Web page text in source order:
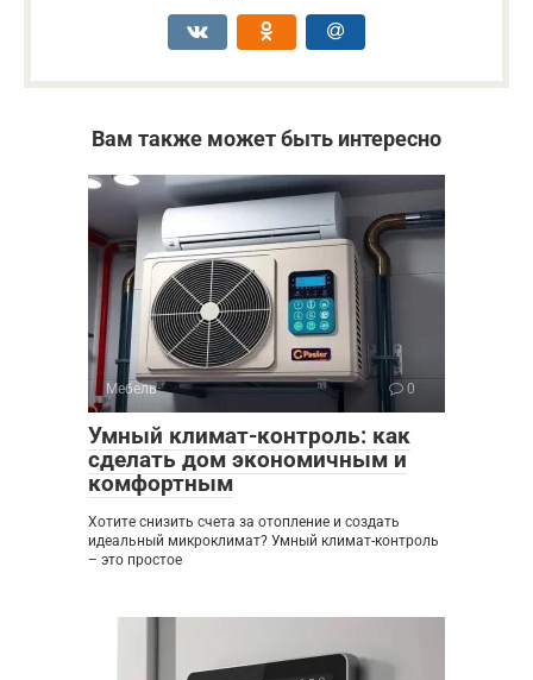
Вам также может быть интересно
Мебель 0
Умный климат-контроль: как
сделать дом экономичным и
комфортным
Хотите снизить счета за отопление и создать
идеальный микроклимат? Умный климат-контроль
– это простое